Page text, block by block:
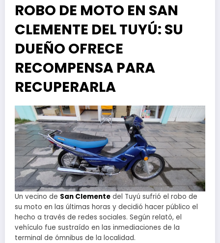
ROBO DE MOTO EN SAN
CLEMENTE DEL TUYÚ: SU
DUEÑO OFRECE
RECOMPENSA PARA
RECUPERARLA
Un vecino de San Clemente del Tuyú sufrió el robo de
su moto en las últimas horas y decidió hacer público el
hecho a través de redes sociales. Según relató, el
vehículo fue sustraído en las inmediaciones de la
terminal de ómnibus de la localidad.